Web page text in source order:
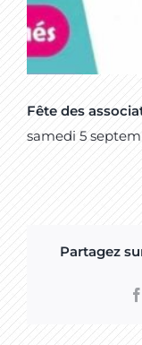
Fête des
samedi 5
Partagez